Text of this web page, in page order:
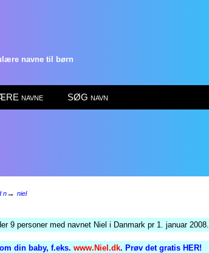
navne til børn
navne SØG navn
n→ niel
9 personer med navnet Niel i Danmark pr 1. januar 2008.
din baby, f.eks. www.Niel.dk. Prøv det gratis HER!